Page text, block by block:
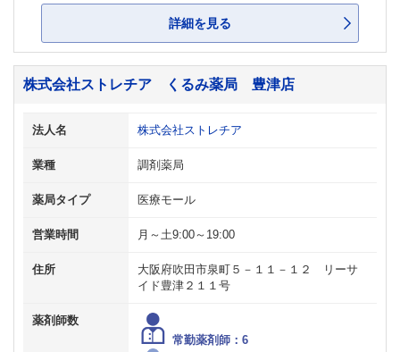
詳細を見る
株式会社ストレチア くるみ薬局 豊津店
法人名 株式会社ストレチア
業種 調剤薬局
薬局タイプ 医療モール
営業時間 月～土9:00～19:00
住所
大阪府吹田市泉町５－１１－１２ リーサ
イド豊津２１１号
薬剤師数
常勤薬剤師：6